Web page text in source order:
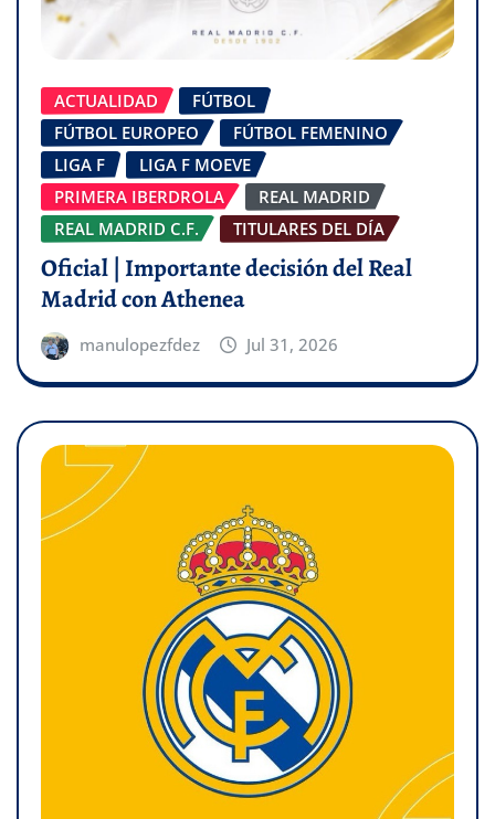
ACTUALIDAD
FÚTBOL
FÚTBOL EUROPEO
FÚTBOL FEMENINO
LIGA F
LIGA F MOEVE
PRIMERA IBERDROLA
REAL MADRID
REAL MADRID C.F.
TITULARES DEL DÍA
Oficial | Importante decisión del Real
Madrid con Athenea
manulopezfdez Jul 31, 2026